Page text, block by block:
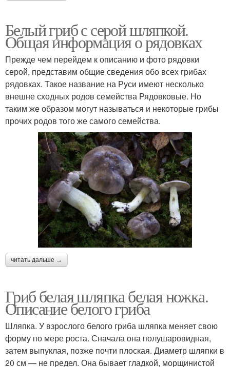
Белый гриб с серой шляпкой.
Общая информация о рядовках
Прежде чем перейдем к описанию и фото рядовки
серой, представим общие сведения обо всех грибах
рядовках. Такое название на Руси имеют несколько
внешне сходных родов семейства Рядовковые. Но
таким же образом могут называться и некоторые грибы
прочих родов того же самого семейства.
читать дальше →
Гриб белая шляпка белая ножка.
Описание белого гриба
Шляпка. У взрослого белого гриба шляпка меняет свою
форму по мере роста. Сначала она полушаровидная,
затем выпуклая, позже почти плоская. Диаметр шляпки в
20 см — не предел. Она бывает гладкой, морщинистой